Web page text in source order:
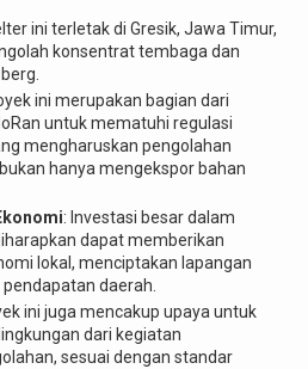
ini terletak di Gresik, Jawa Timur,
konsentrat tembaga dan
ini merupakan bagian dari
untuk mematuhi regulasi
mengharuskan pengolahan
hanya mengekspor bahan
: Investasi besar dalam
dapat memberikan
lokal, menciptakan lapangan
daerah.
ini juga mencakup upaya untuk
dari kegiatan
sesuai dengan standar